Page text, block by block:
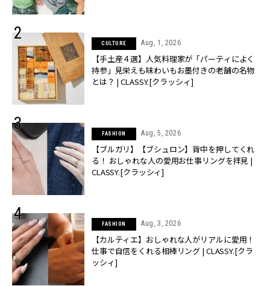
CULTURE Aug, 1, 2026
【手土産４選】人気料理家が「パーティによく
持参」見栄えも味わいもお墨付きの老舗の名物
とは？ | CLASSY.[クラッシィ]
FASHION Aug, 5, 2026
【ブルガリ】【ブシュロン】背中を押してくれ
る！ おしゃれな人の愛用お仕事リングを拝見 |
CLASSY.[クラッシィ]
FASHION Aug, 3, 2026
【カルティエ】おしゃれな人がリアルに愛用！
仕事で自信をくれる相棒リング | CLASSY.[クラ
ッシィ]